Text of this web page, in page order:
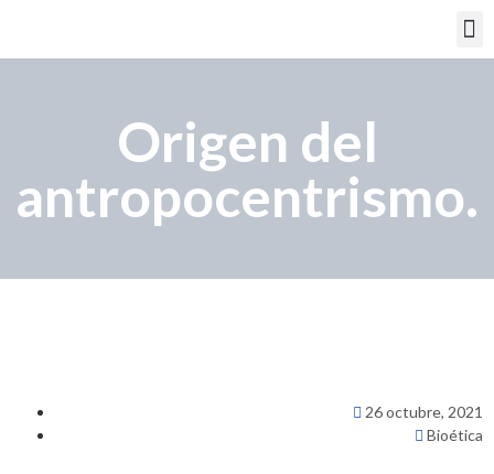
Origen del
antropocentrismo.
26 octubre, 2021
Bioética